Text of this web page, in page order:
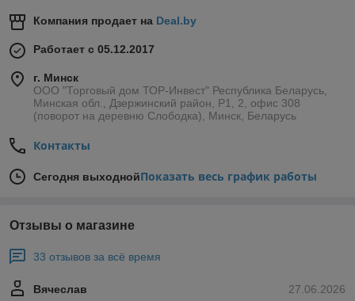
Компания продает на Deal.by
Работает с 05.12.2017
г. Минск
ООО "Торговый дом ТОР-Инвест" Республика Беларусь,
Минская обл., Дзержинский район, Р1, 2, офис 308
(поворот на деревню Слободка), Минск, Беларусь
Контакты
Сегодня выходнойПоказать весь график работы
Отзывы о магазине
33 отзывов за всё время
27.06.2026
Вячеслав